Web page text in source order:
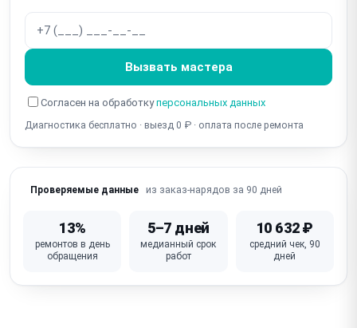
Шумит / гремит вентилятор (засор, износ
подшипников)
Не работает HDMI / нет входного сигнала
Не работает Wi-Fi / Bluetooth (портативные / смарт-
проекторы)
кейстоун
Не работает дисплей / кнопки / пульт ДУ
Для лазерных/LED: деградация источника света
Вызвать мастера
Согласен на обработкуперсональных данных
Диагностика бесплатно · выезд 0 ₽ · оплата после ремонта
Проверяемые данные из заказ-нарядов за 90 дней
13%
ремонтов в день
обращения
5–7 дней
медианный срок
работ
10 632 ₽
средний чек, 90
дней